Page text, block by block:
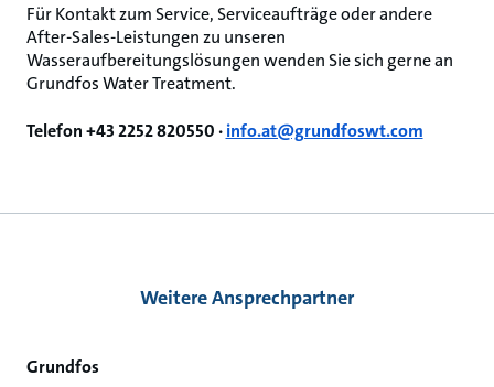
Für Kontakt zum Service, Serviceaufträge oder andere
After-Sales-Leistungen zu unseren
Wasseraufbereitungslösungen wenden Sie sich gerne an
Grundfos Water Treatment.
Telefon +43 2252 820550 ·info.at@grundfoswt.com
Weitere Ansprechpartner
Grundfos